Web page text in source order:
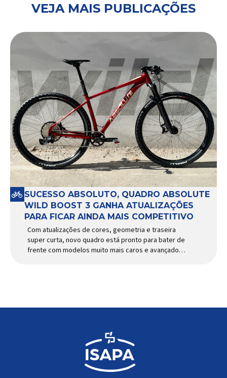
VEJA MAIS PUBLICAÇÕES
SUCESSO ABSOLUTO, QUADRO ABSOLUTE
WILD BOOST 3 GANHA ATUALIZAÇÕES
PARA FICAR AINDA MAIS COMPETITIVO
Com atualizações de cores, geometria e traseira
super curta, novo quadro está pronto para bater de
frente com modelos muito mais caros e avançados